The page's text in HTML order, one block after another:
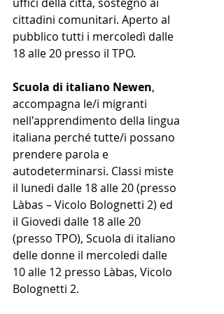
cittadini comunitari. Aperto al
pubblico tutti i mercoledì dalle
18 alle 20 presso il TPO.
Scuola di italiano Newen,
accompagna le/i migranti
nell'apprendimento della lingua
italiana perché tutte/i possano
prendere parola e
autodeterminarsi. Classi miste
il lunedi dalle 18 alle 20 (presso
Làbas – Vicolo Bolognetti 2) ed
il Giovedi dalle 18 alle 20
(presso TPO), Scuola di italiano
delle donne il mercoledi dalle
10 alle 12 presso Làbas, Vicolo
Bolognetti 2.